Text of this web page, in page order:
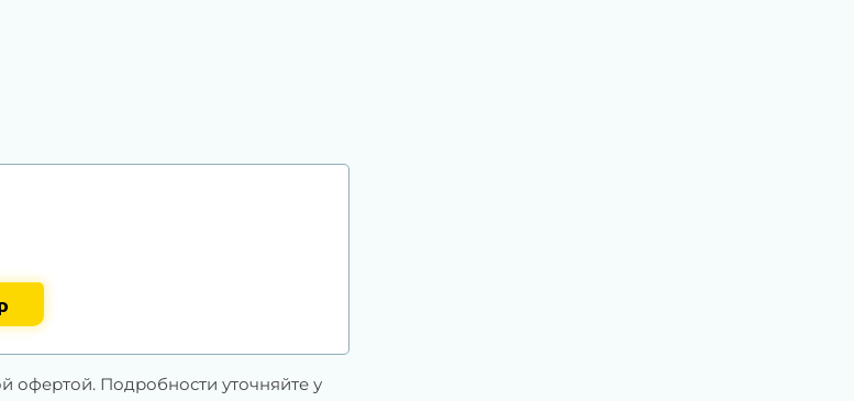
офертой. Подробности уточняйте у